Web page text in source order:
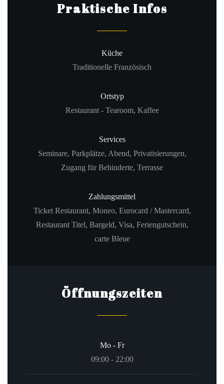
Praktische Infos
Küche
Traditionelle Französisch
Ortstyp
Restaurant - Tearoom, Kaffee
Services
Seminare, Parkplätze, Abend, Privatisierungen,
Zugang für Behinderte, Terrasse
Zahlungsmittel
Ticket Restaurant, Moneo, Eurocard / Mastercard,
Restaurant Titel, Bargeld, Visa, Feriengutschein,
carte Bleue
Öffnungszeiten
Mo- Fr
09:00 - 22:00